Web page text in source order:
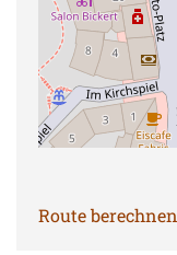
Route berechnen